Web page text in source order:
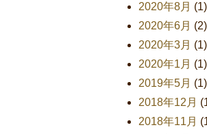
2020年8月 (1)
2020年6月 (2)
2020年3月 (1)
2020年1月 (1)
2019年5月 (1)
2018年12月
2018年11月